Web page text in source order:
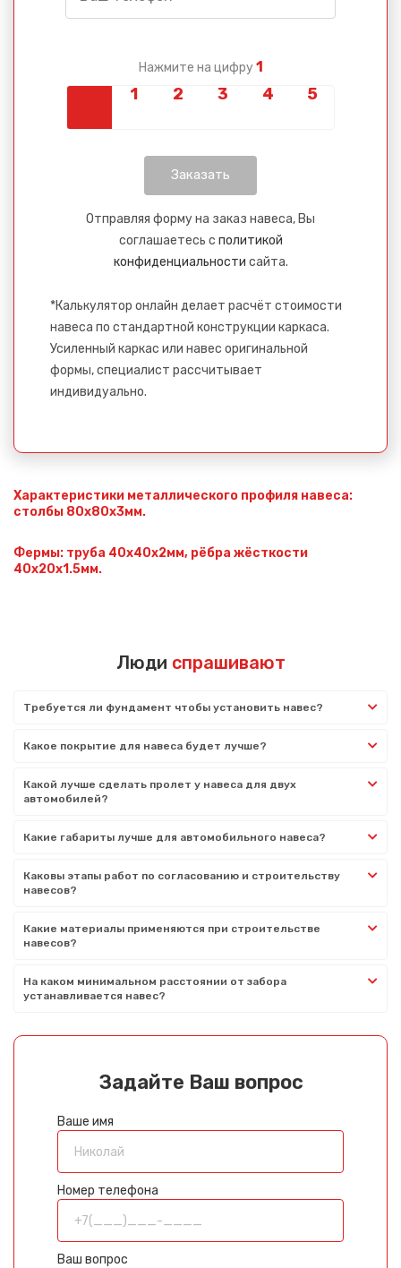
Нажмите на цифру 1
Отправляя форму на заказ навеса, Вы
соглашаетесь с политикой
конфиденциальности сайта.
*Калькулятор онлайн делает расчёт стоимости
навеса по стандартной конструкции каркаса.
Усиленный каркас или навес оригинальной
формы, специалист рассчитывает
индивидуально.
Характеристики металлического профиля навеса:
столбы 80х80х3мм.
Фермы: труба 40х40х2мм, рёбра жёсткости
40х20х1.5мм.
Люди спрашивают
Требуется ли фундамент чтобы установить навес?
Какое покрытие для навеса будет лучше?
Какой лучше сделать пролет у навеса для двух
автомобилей?
Какие габариты лучше для автомобильного навеса?
Каковы этапы работ по согласованию и строительству
навесов?
Какие материалы применяются при строительстве
навесов?
На каком минимальном расстоянии от забора
устанавливается навес?
Задайте Ваш вопрос
Ваше имя
Номер телефона
Ваш вопрос